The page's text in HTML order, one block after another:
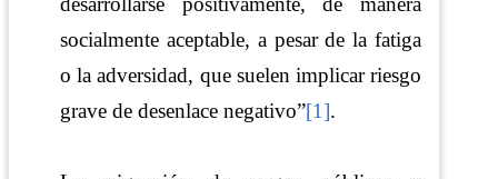
socialmente aceptable, a pesar de la fatiga
o la adversidad, que suelen implicar riesgo
grave de desenlace negativo”[1].